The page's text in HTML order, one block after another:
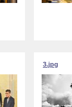
3.jpg